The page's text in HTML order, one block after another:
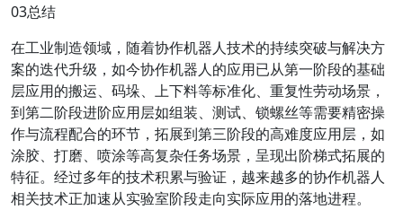
03总结
在工业制造领域，随着协作机器人技术的持续突破与解决方
案的迭代升级，如今协作机器人的应用已从第一阶段的基础
层应用的搬运、码垛、上下料等标准化、重复性劳动场景，
到第二阶段进阶应用层如组装、测试、锁螺丝等需要精密操
作与流程配合的环节，拓展到第三阶段的高难度应用层，如
涂胶、打磨、喷涂等高复杂任务场景，呈现出阶梯式拓展的
特征。经过多年的技术积累与验证，越来越多的协作机器人
相关技术正加速从实验室阶段走向实际应用的落地进程。